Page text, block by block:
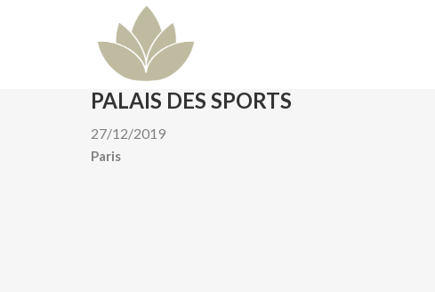
PALAIS DES SPORTS
27/12/2019
Paris